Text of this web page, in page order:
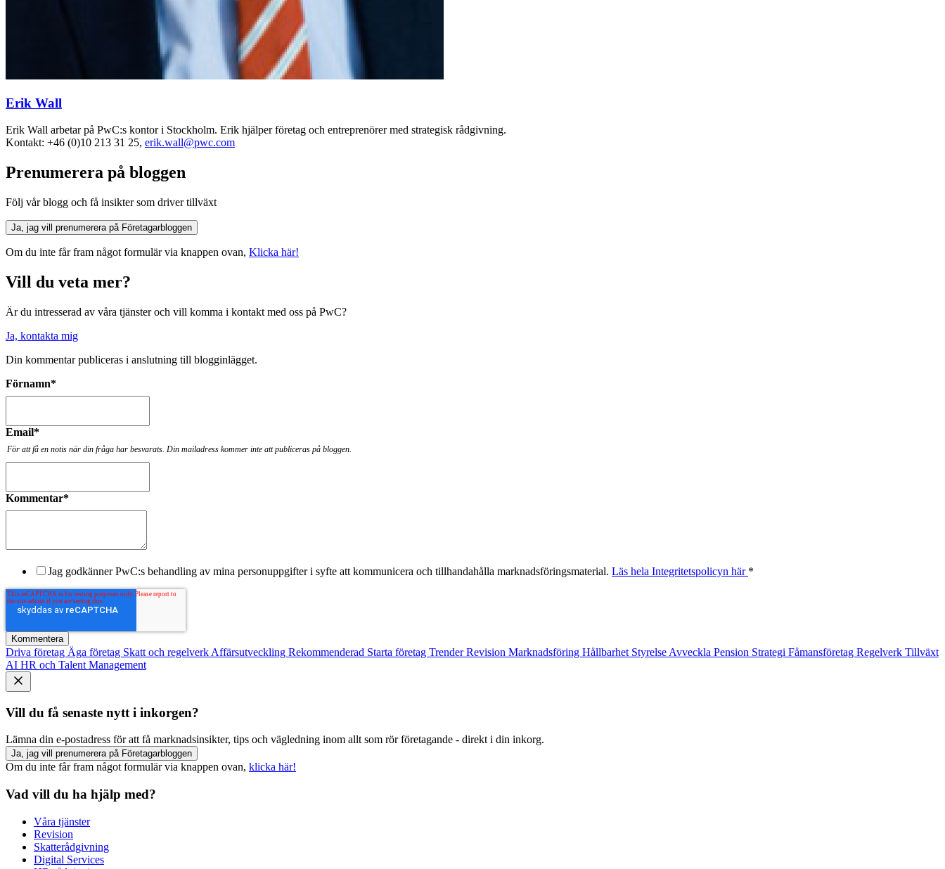
Erik Wall
Erik Wall arbetar på PwC:s kontor i Stockholm. Erik hjälper företag och entreprenörer med strategisk rådgivning.
Kontakt: +46 (0)10 213 31 25, erik.wall@pwc.com
Prenumerera på bloggen
Följ vår blogg och få insikter som driver tillväxt
Ja, jag vill prenumerera på Företagarbloggen
Om du inte får fram något formulär via knappen ovan, Klicka här!
Vill du veta mer?
Är du intresserad av våra tjänster och vill komma i kontakt med oss på PwC?
Ja, kontakta mig
Din kommentar publiceras i anslutning till blogginlägget.
Förnamn*
Email*
För att få en notis när din fråga har besvarats. Din mailadress kommer inte att publiceras på bloggen.
Kommentar*
Jag godkänner PwC:s behandling av mina personuppgifter i syfte att kommunicera och tillhandahålla marknadsföringsmaterial. Läs hela Integritetspolicyn här *
Driva företag Äga företag Skatt och regelverk Affärsutveckling Rekommenderad Starta företag TrenderRevision Marknadsföring Hållbarhet Styrelse Avveckla Pension Strategi Fåmansföretag Regelverk Tillväxt
AI HR och Talent Management
Vill du få senaste nytt i inkorgen?
Lämna din e-postadress för att få marknadsinsikter, tips och vägledning inom allt som rör företagande - direkt i din inkorg.
Ja, jag vill prenumerera på Företagarbloggen
Om du inte får fram något formulär via knappen ovan, klicka här!
Vad vill du ha hjälp med?
Våra tjänster
Revision
Skatterådgivning
Digital Services